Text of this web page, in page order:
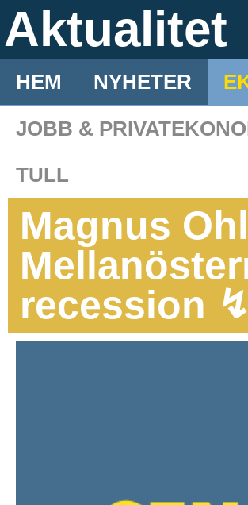
Aktualitet
HEM NYHETER
JOBB &
TULL
Magnus
recession ↯